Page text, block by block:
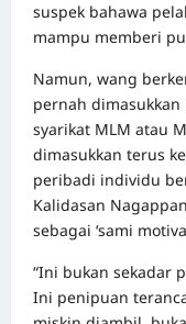
suspek bahawa
mampu memberi
Namun, wang
pernah dimasukkan
syarikat MLM atau
dimasukkan terus
peribadi individu
Kalidasan
sebagai ‘sami
“Ini bukan sekadar
Ini penipuan